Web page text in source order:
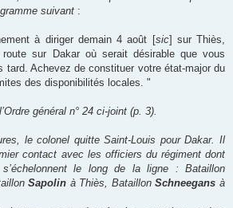
suivant :
à diriger demain 4 août [sic] sur Thiès,
sur Dakar où serait désirable que vous
tard. Achevez de constituer votre état-major du
des disponibilités locales. "
général n° 24 ci-joint (p. 3).
le colonel quitte Saint-Louis pour Dakar. Il
contact avec les officiers du régiment dont
le long de la ligne : Bataillon
Sapolin à Thiès, BataillonSchneegans à